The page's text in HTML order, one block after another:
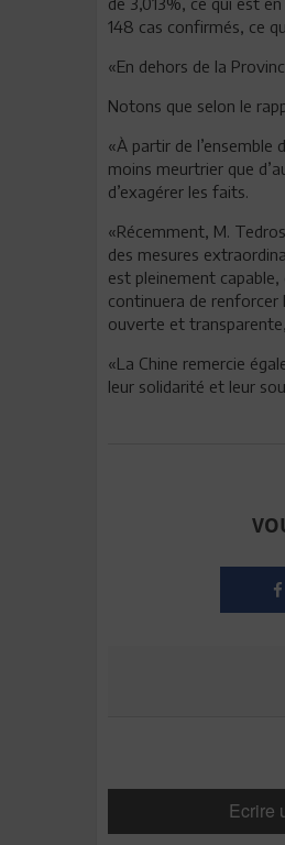
148 cas confirmés, ce
«En dehors de la
Notons que selon le
«À partir de
moins meurtrier que
d’exagérer les faits.
«Récemment, M.
des mesures
est pleinement
continuera de renforcer
ouverte et
«La Chine remercie
leur solidarité et leur
Ecrire